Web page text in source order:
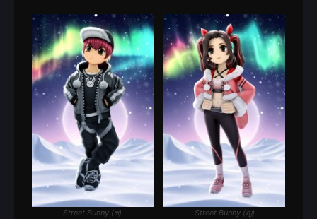
Street Bunny (ช) Street Bunny (ญ)